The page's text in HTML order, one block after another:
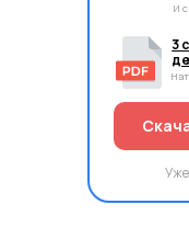
И
3